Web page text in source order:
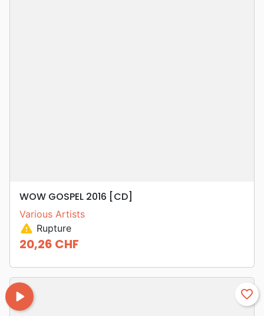
WOW GOSPEL 2016 [CD]
Various Artists
warning Rupture
Prix
20,26 CHF
play_arrow favorite_border